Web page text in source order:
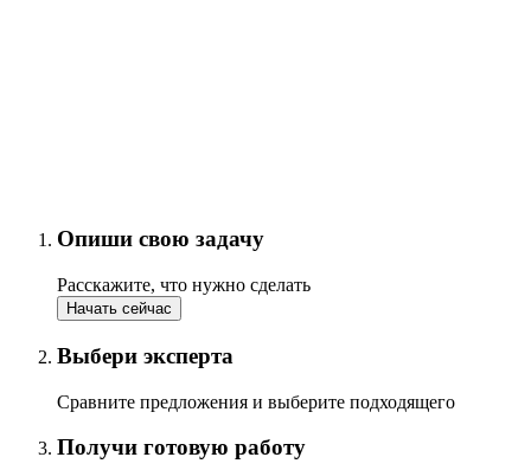
Опиши свою задачу
Расскажите, что нужно сделать
Начать сейчас
Выбери эксперта
Сравните предложения и выберите подходящего
Получи готовую работу